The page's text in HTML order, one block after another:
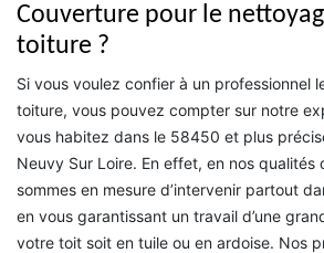
Couverture pour le
toiture ?
Si vous voulez confier à un professionnel
toiture, vous pouvez compter sur notre
vous habitez dans le 58450 et plus
Neuvy Sur Loire. En effet, en nos qualités
sommes en mesure d’intervenir partout
en vous garantissant un travail d’une
votre toit soit en tuile ou en ardoise. Nos